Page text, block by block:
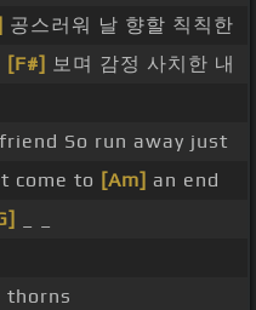
공스러워 날 향할 칙칙한
[F#] 보며 감정 사치한 내
friend So run away just
come to [Am] an end
thorns